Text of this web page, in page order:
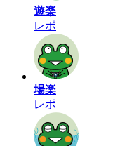
遊楽
レポ
場楽
レポ